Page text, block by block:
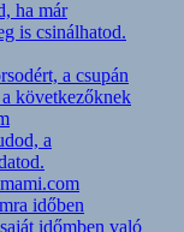
ha már
is csinálhatod.
a csupán
következőknek
a
időben
időmben való